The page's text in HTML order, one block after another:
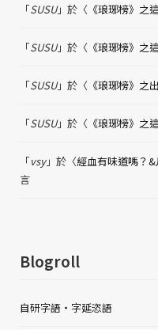
「SUSU」於〈 《琅琊榜》之
「SUSU」於〈 《琅琊榜》之
「SUSU」於〈 《琅琊榜》之
「SUSU」於〈 《琅琊榜》之
「vsy」於〈經血有味道嗎？
言
Blogroll
自研字語・字延恣語